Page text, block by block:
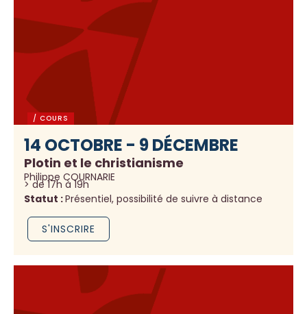
/ COURS
14 OCTOBRE - 9 DÉCEMBRE
Plotin et le christianisme
Philippe COURNARIE
> de 17h à 19h
Statut :Présentiel, possibilité de suivre à distance
S'INSCRIRE